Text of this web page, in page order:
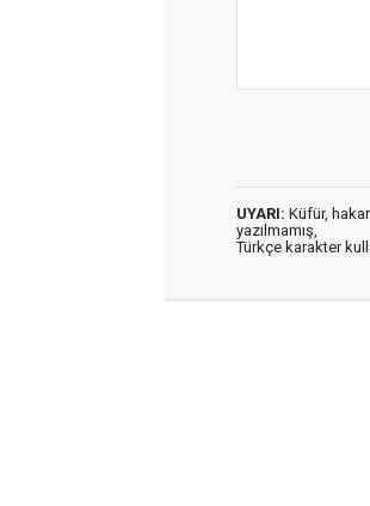
UYARI: Küfür,
yazılmamış,
Türkçe karakter